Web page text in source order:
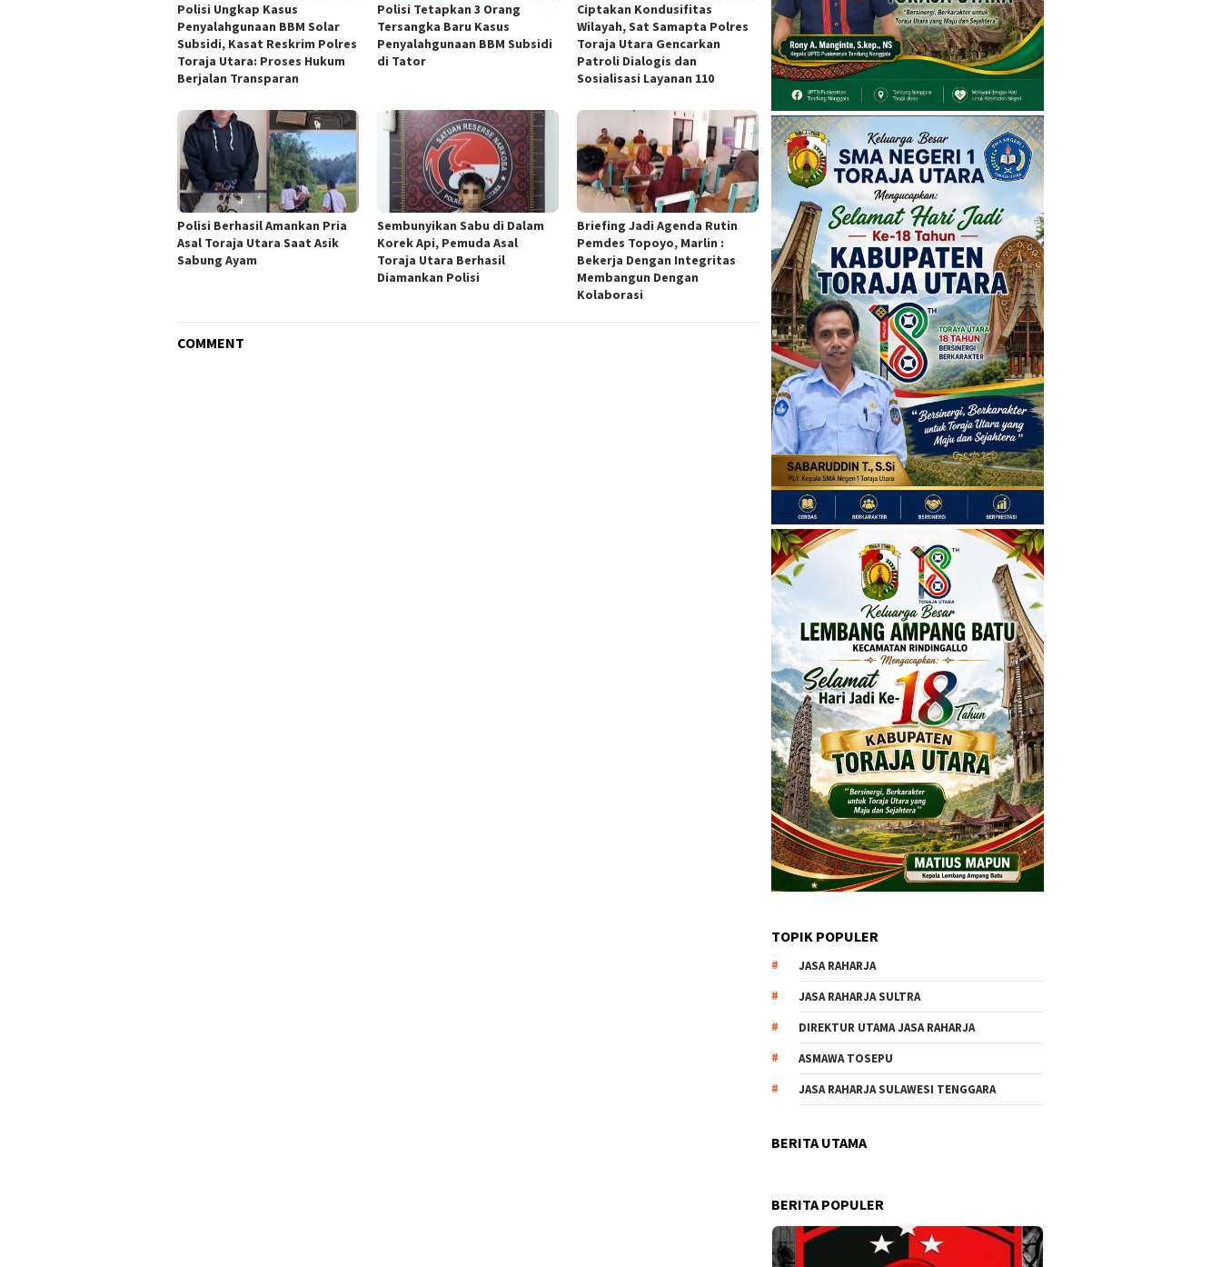
Polisi Ungkap Kasus
Penyalahgunaan BBM Solar
Subsidi, Kasat Reskrim Polres
Toraja Utara: Proses Hukum
Berjalan Transparan
Polisi Tetapkan 3 Orang
Tersangka Baru Kasus
Penyalahgunaan BBM Subsidi
di Tator
Ciptakan Kondusifitas
Wilayah, Sat Samapta Polres
Toraja Utara Gencarkan
Patroli Dialogis dan
Sosialisasi Layanan 110
Polisi Berhasil Amankan Pria
Asal Toraja Utara Saat Asik
Sabung Ayam
Sembunyikan Sabu di Dalam
Korek Api, Pemuda Asal
Toraja Utara Berhasil
Diamankan Polisi
Briefing Jadi Agenda Rutin
Pemdes Topoyo, Marlin :
Bekerja Dengan Integritas
Membangun Dengan
Kolaborasi
COMMENT
TOPIK POPULER
JASA RAHARJA
JASA RAHARJA SULTRA
DIREKTUR UTAMA JASA RAHARJA
ASMAWA TOSEPU
JASA RAHARJA SULAWESI TENGGARA
BERITA UTAMA
BERITA POPULER